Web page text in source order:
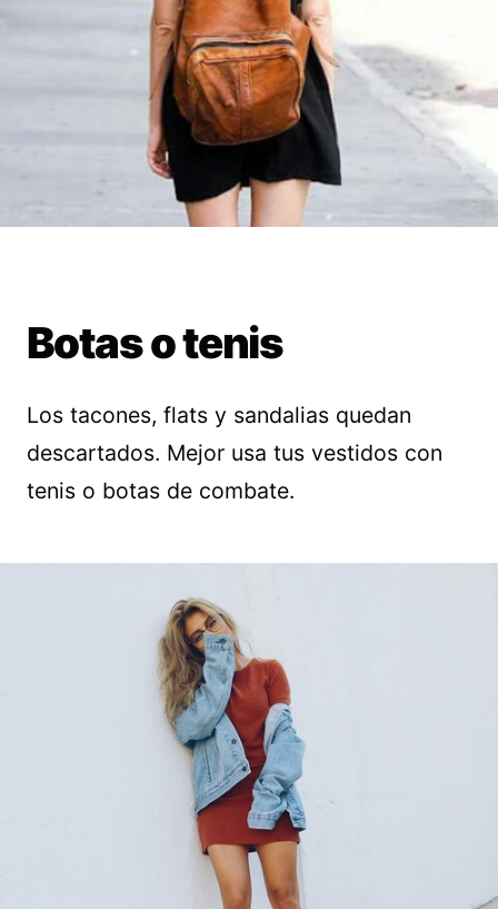
Botas o tenis
Los tacones, flats y sandalias quedan
descartados. Mejor usa tus vestidos con
tenis o botas de combate.